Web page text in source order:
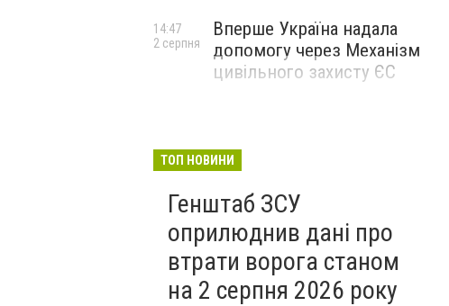
Вперше Україна надала
допомогу через Механізм
цивільного захисту ЄС
14:47
2 серпня
ТОП НОВИНИ
Генштаб ЗСУ
оприлюднив дані про
втрати ворога станом
на 2 серпня 2026 року